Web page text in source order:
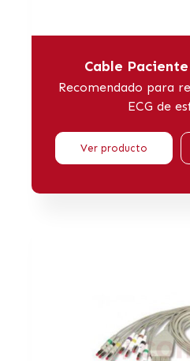
Cable
Recomendado para
ECG de
Ver producto